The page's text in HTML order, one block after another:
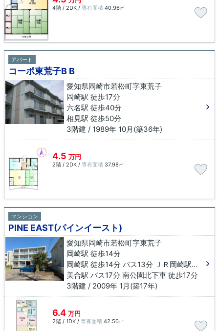
4階 / 2DK / 専有面積 40.96㎡
アパート
コーポ東荒子B B
愛知県岡崎市若松町字東荒子
岡崎駅 徒歩17分
六名駅 徒歩40分
相見駅 徒歩50分
3階建 / 1989年 10月(築36年)
4.5 万円
2階 / 2DK / 専有面積 37.98㎡
マンション
PINE EAST(パインイースト)
愛知県岡崎市若松町字東荒子
岡崎駅 徒歩14分
岡崎駅 徒歩14分 バス13分 ＪＲ岡崎駅下車 徒歩15分
美合駅 バス17分 南公園北下車 徒歩17分
3階建 / 2009年 1月(築17年)
6.4 万円
2階 / 1DK / 専有面積 42.50㎡